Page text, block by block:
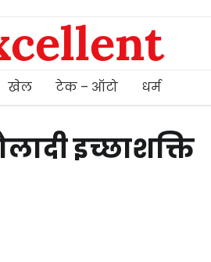
खेल टेक – ऑटो धर्म
इच्छाशक्ति